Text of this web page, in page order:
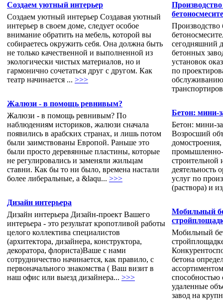
Создаем уютный интерьер
Создаем уютный интерьер Создавая уютный
интерьер в своем доме, следует особое
внимание обратить на мебель, которой вы
собираетесь окружить себя. Она должна быть
не только качественной и выполненной из
экологически чистых материалов, но и
гармонично сочетаться друг с другом. Как
театр начинается ... >>>
Жалюзи - в помощь ревнивым?
Жалюзи - в помощь ревнивым? По
наблюдениям историков, жалюзи сначала
появились в арабских странах, и лишь потом
были заимствованы Европой. Раньше это
были просто деревянные пластины, которые
не регулировались и заменяли жильцам
ставни. Как бы то ни было, времена настали
более либеральные, а &laqu... >>>
Дизайн интерьера
Дизайн интерьера Дизайн-проект Вашего
интерьера - это результат кропотливой работы
целого коллектива специалистов
(архитектора, дизайнера, конструктора,
декоратора, флориста)Ваше с нами
сотрудничество начинается, как правило, с
первоначального знакомства ( Ваш визит в
наш офис или выезд дизайнера... >>>
Производство
сегодняшний
бетонных
установок
по
Бетон: мини-
Бетон: мини-
Возросший
промышленно-
строительной
деятельность
услуг по
(раствора) и
Мобильный
Мобильный
бетона
способностью
удаленные
завод на